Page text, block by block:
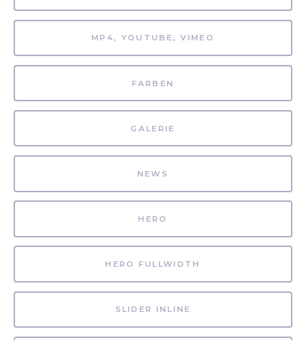
MP4, YOUTUBE, VIMEO
FARBEN
GALERIE
NEWS
HERO
HERO FULLWIDTH
SLIDER INLINE